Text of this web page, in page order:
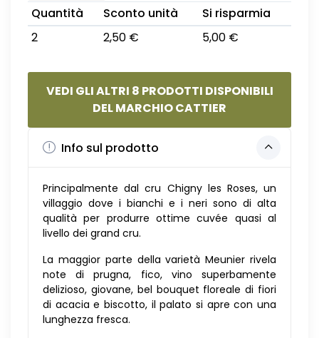
Quantità Sconto unità
Si risparmia
2
2,50 € 5,00 €
VEDI GLI ALTRI 8 PRODOTTI DISPONIBILI
DEL MARCHIO CATTIER
Info sul prodotto
Principalmente dal cru Chigny les Roses, un
villaggio dove i bianchi e i neri sono di alta
qualità per produrre ottime cuvée quasi al
livello dei grand cru.
La maggior parte della varietà Meunier rivela
note di prugna, fico, vino superbamente
delizioso, giovane, bel bouquet floreale di fiori
di acacia e biscotto, il palato si apre con una
lunghezza fresca.